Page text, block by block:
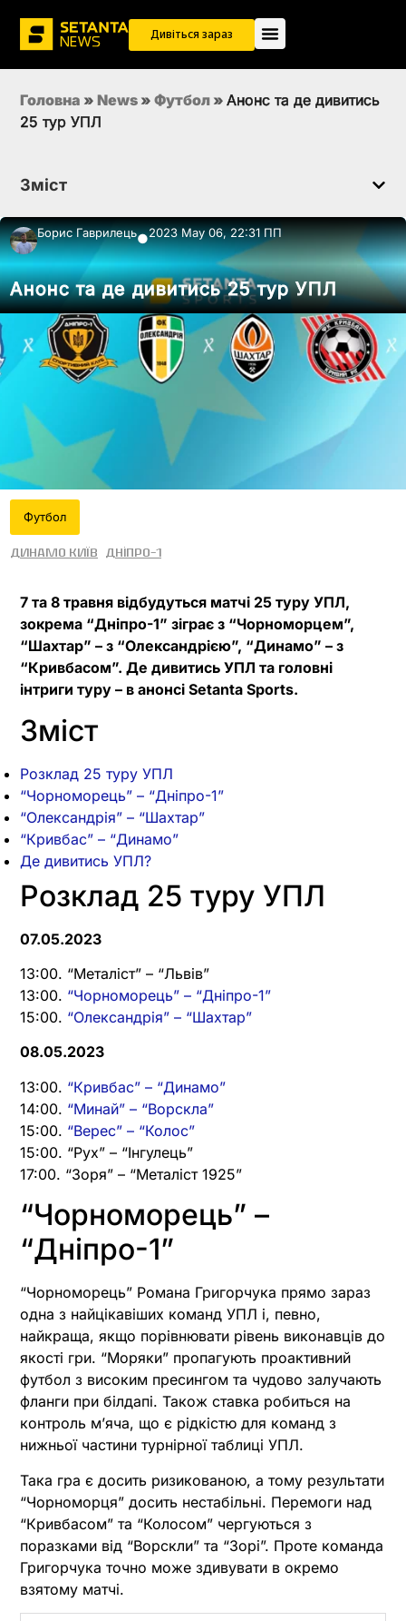
Дивіться зараз
Головна » News » Футбол » Анонс та де дивитись
25 тур УПЛ
Зміст
Борис Гаврилець●2023 May 06, 22:31 ПП
Анонс та де дивитись 25 тур УПЛ
Футбол
Динамо Київ Дніпро-1
7 та 8 травня відбудуться матчі 25 туру УПЛ,
зокрема “Дніпро-1” зіграє з “Чорноморцем”,
“Шахтар” – з “Олександрією”, “Динамо” – з
“Кривбасом”. Де дивитись УПЛ та головні
інтриги туру – в анонсі Setanta Sports.
Зміст
Розклад 25 туру УПЛ
“Чорноморець” – “Дніпро-1”
“Олександрія” – “Шахтар”
“Кривбас” – “Динамо”
Де дивитись УПЛ?
Розклад 25 туру УПЛ
07.05.2023
13:00. “Металіст” – “Львів”
13:00. “Чорноморець” – “Дніпро-1”
15:00. “Олександрія” – “Шахтар”
08.05.2023
13:00. “Кривбас” – “Динамо”
14:00. “Минай” – “Ворскла”
15:00. “Верес” – “Колос”
15:00. “Рух” – “Інгулець”
17:00. “Зоря” – “Металіст 1925”
“Чорноморець” –
“Дніпро-1”
“Чорноморець” Романа Григорчука прямо зараз
одна з найцікавіших команд УПЛ і, певно,
найкраща, якщо порівнювати рівень виконавців до
якості гри. “Моряки” пропагують проактивний
футбол з високим пресингом та чудово залучають
фланги при білдапі. Також ставка робиться на
контроль м’яча, що є рідкістю для команд з
нижньої частини турнірної таблиці УПЛ.
Така гра є досить ризикованою, а тому результати
“Чорноморця” досить нестабільні. Перемоги над
“Кривбасом” та “Колосом” чергуються з
поразками від “Ворскли” та “Зорі”. Проте команда
Григорчука точно може здивувати в окремо
взятому матчі.